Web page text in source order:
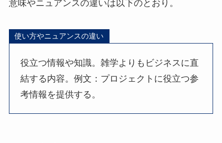
意味やニュアンスの違いは以下のとおり。
使い方やニュアンスの違い
役立つ情報や知識。雑学よりもビジネスに直
結する内容。例文：プロジェクトに役立つ参
考情報を提供する。